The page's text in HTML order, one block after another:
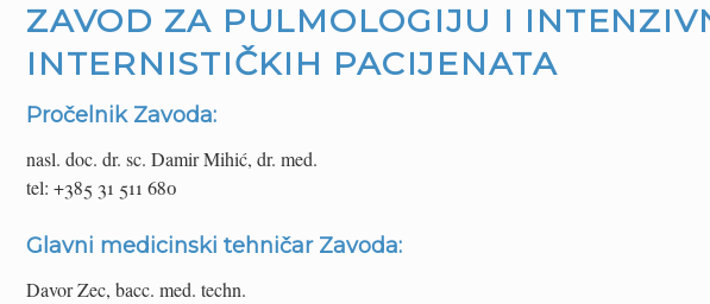
ZAVOD ZA PULMOLOGIJU I
INTERNISTIČKIH PACIJENATA
Pročelnik Zavoda:
nasl. doc. dr. sc. Damir Mihić, dr. med.
tel: +385 31 511 680
Glavni medicinski tehničar Zavoda:
Davor Zec, bacc. med. techn.